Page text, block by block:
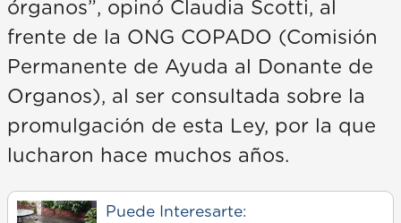
órganos”, opinó Claudia Scotti, al
frente de la ONG COPADO (Comisión
Permanente de Ayuda al Donante de
Organos), al ser consultada sobre la
promulgación de esta Ley, por la que
lucharon hace muchos años.
Puede Interesarte: